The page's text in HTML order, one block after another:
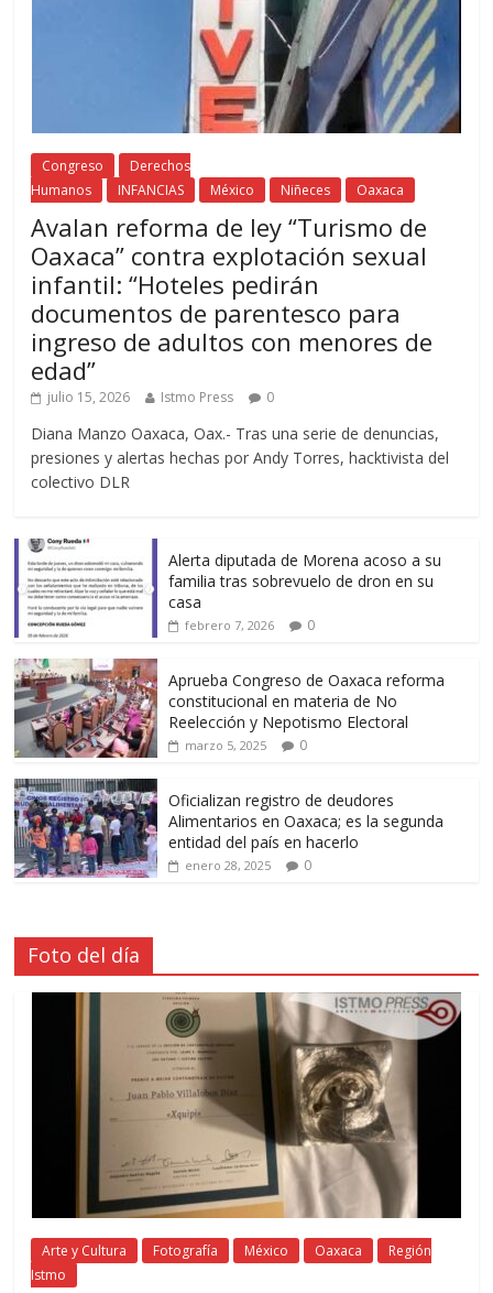
Congreso
Derechos
Humanos
INFANCIAS México Niñeces Oaxaca
Avalan reforma de ley “Turismo de
Oaxaca” contra explotación sexual
infantil: “Hoteles pedirán
documentos de parentesco para
ingreso de adultos con menores de
edad”
julio 15, 2026 Istmo Press 0
Diana Manzo Oaxaca, Oax.- Tras una serie de denuncias,
presiones y alertas hechas por Andy Torres, hacktivista del
colectivo DLR
Alerta diputada de Morena acoso a su
familia tras sobrevuelo de dron en su
casa
febrero 7, 2026 0
Aprueba Congreso de Oaxaca reforma
constitucional en materia de No
Reelección y Nepotismo Electoral
marzo 5, 2025 0
Oficializan registro de deudores
Alimentarios en Oaxaca; es la segunda
entidad del país en hacerlo
enero 28, 2025 0
Foto del día
Arte y Cultura Fotografía México Oaxaca
Región
Istmo